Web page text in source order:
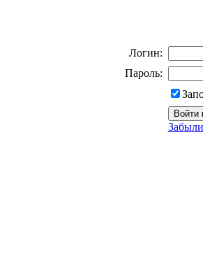
Логин:
Пароль: